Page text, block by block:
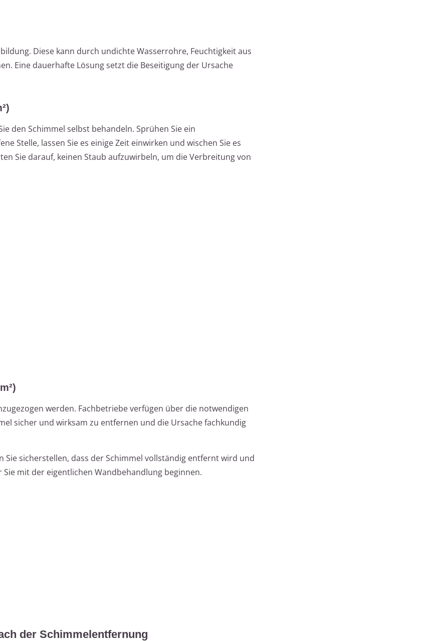
Diese kann durch undichte Wasserrohre, Feuchtigkeit aus
Eine dauerhafte Lösung setzt die Beseitigung der Ursache
den Schimmel selbst behandeln. Sprühen Sie ein
Stelle, lassen Sie es einige Zeit einwirken und wischen Sie es
Sie darauf, keinen Staub aufzuwirbeln, um die Verbreitung von
werden. Fachbetriebe verfügen über die notwendigen
sicher und wirksam zu entfernen und die Ursache fachkundig
Sie sicherstellen, dass der Schimmel vollständig entfernt wird und
mit der eigentlichen Wandbehandlung beginnen.
der Schimmelentfernung